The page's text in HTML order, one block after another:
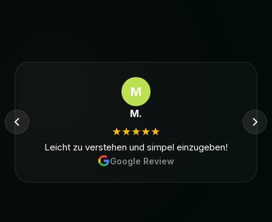
QIOX
Jan Lommers — Founder & CCO
Jamezz hat uns mit unserer Self-Service-Marke
auf den richtigen Weg gebracht. Als am
schnellsten wachsende Kiosk-Software-Marke in
den Benelux-Ländern brachte Jamezz unsere
Produkte bei Kassenpartnern ins Gespräch. Ihr